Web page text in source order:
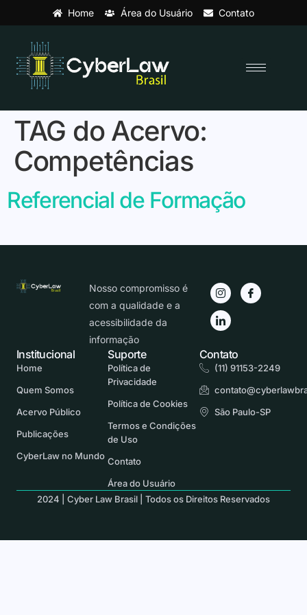
Home Área do Usuário Contato
TAG do Acervo:
Competências
Referencial de Formação
Nosso compromisso é
com a qualidade e a
acessibilidade da
informação
Suporte
Política de
Privacidade
Política de Cookies
Termos e Condições
de Uso
Contato
Área do Usuário
Contato
(11) 91153-2249
São Paulo-SP
Institucional
Home
Quem Somos
Acervo Público
Publicações
CyberLaw no Mundo
2024 | Cyber Law Brasil | Todos os Direitos Reservados